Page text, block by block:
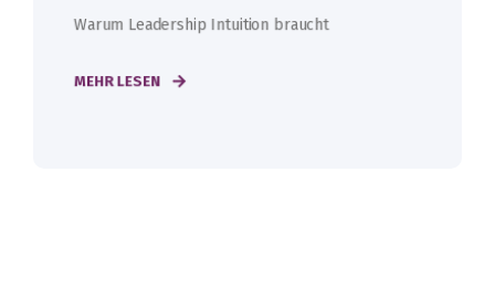
Warum Leadership Intuition braucht
MEHR LESEN